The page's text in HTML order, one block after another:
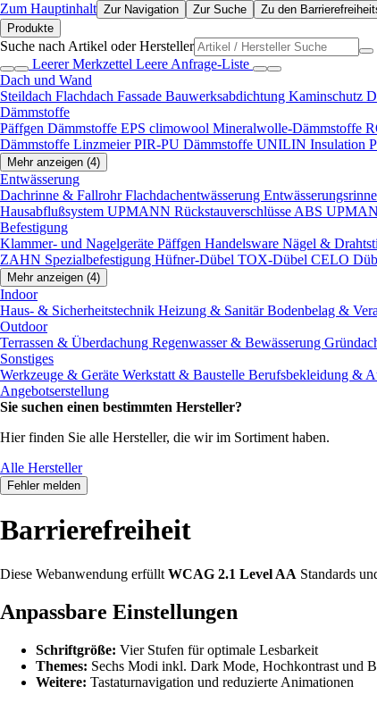
Zum Hauptinhalt Zur Navigation Zur Suche
Zu den
Produkte
Suche nach Artikel oder Hersteller
Leerer Merkzettel Leere Anfrage-Liste
Dach und Wand
Steildach Flachdach Fassade Bauwerksabdichtung Kaminschutz
Dämmstoffe
Päffgen Dämmstoffe EPS climowool Mineralwolle-Dämmstoffe
Dämmstoffe Linzmeier PIR-PU Dämmstoffe UNILIN Insulation
Mehr anzeigen (4)
Entwässerung
Dachrinne & FallrohrFlachdachentwässerung
Hausabflußsystem UPMANN Rückstauverschlüsse ABS
Befestigung
Klammer- und Nagelgeräte Päffgen Handelsware Nägel &
ZAHN Spezialbefestigung Hüfner-Dübel TOX-Dübel CELO
Mehr anzeigen (4)
Indoor
Haus- & Sicherheitstechnik Heizung & SanitärBodenbelag &
Outdoor
Terrassen & Überdachung Regenwasser & Bewässerung
Sonstiges
Werkzeuge & Geräte Werkstatt & Baustelle Berufsbekleidung &
Angebotserstellung
Sie suchen einen bestimmten Hersteller?
Hier finden Sie alle Hersteller, die wir im Sortiment haben.
Alle Hersteller
Fehler melden
Barrierefreiheit
Diese Webanwendung erfüllt WCAG 2.1 Level AA Standards
Anpassbare Einstellungen
Schriftgröße: Vier Stufen für optimale Lesbarkeit
Themes: Sechs Modi inkl. Dark Mode, Hochkontrast und
Weitere: Tastaturnavigation und reduzierte Animationen